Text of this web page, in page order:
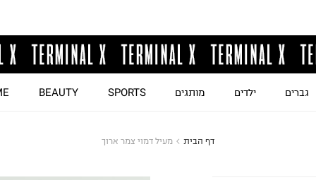
גברים ילדים מותגים SPORTS
BEAUTY
דף הבית מעיל דמוי צמר ארוך